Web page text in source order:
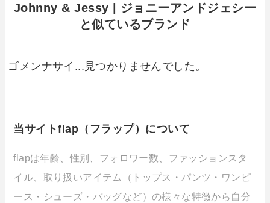
Johnny & Jessy | ジョニーアンドジェシー
と似ているブランド
ゴメンナサイ...見つかりませんでした。
当サイトflap（フラップ）について
flapは年齢、性別、フォロワー数、ファッションスタ
イル、取り扱いアイテム（トップス・パンツ・ワンピ
ース・シューズ・バッグなど）の様々な特徴から自分